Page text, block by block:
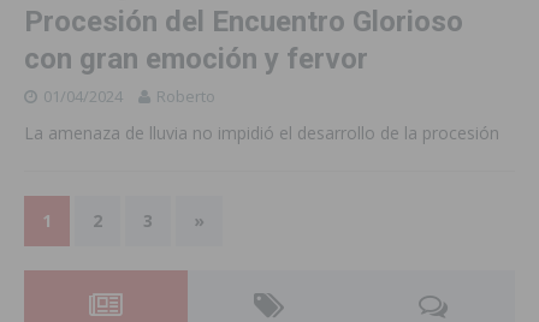
Procesión del Encuentro Glorioso
con gran emoción y fervor
01/04/2024 Roberto
La amenaza de lluvia no impidió el desarrollo de la procesión
1 2 3 »